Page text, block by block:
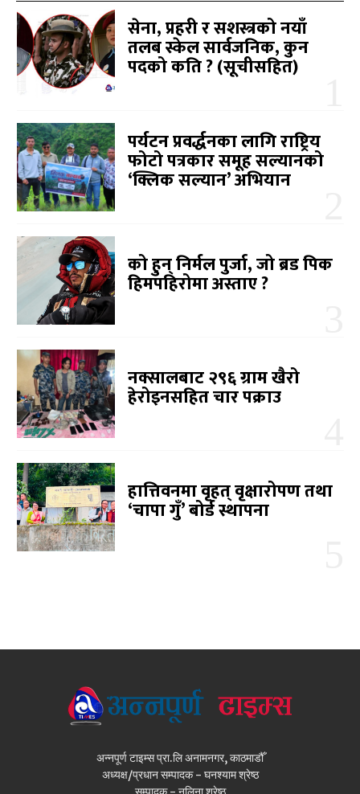
सेना, प्रहरी र सशस्त्रको नयाँ
तलब स्केल सार्वजनिक, कुन
पदको कति ? (सूचीसहित)
पर्यटन प्रवर्द्धनका लागि राष्ट्रिय
फोटो पत्रकार समूह सल्यानको
‘क्लिक सल्यान’ अभियान
को हुन् निर्मल पुर्जा, जो ब्रड पिक
हिमपहिरोमा अस्ताए ?
नक्सालबाट २९६ ग्राम खैरो
हेरोइनसहित चार पक्राउ
हात्तिवनमा वृहत् वृक्षारोपण तथा
‘चापा गुँ’ बोर्ड स्थापना
अन्नपूर्ण टाइम्स प्रा.लि अनामनगर, काठमाडौँ
अध्यक्ष/प्रधान सम्पादक - घनश्याम श्रेष्ठ